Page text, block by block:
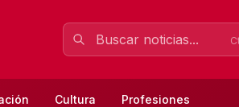
Cultura Profesiones